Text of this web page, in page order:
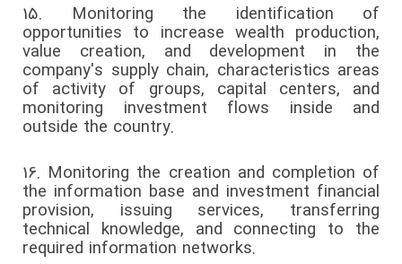
15. Monitoring the identification of
opportunities to increase wealth production,
value creation, and development in the
company's supply chain, characteristics areas
of activity of groups, capital centers, and
monitoring investment flows inside and
outside the country.
16. Monitoring the creation and completion of
the information base and investment financial
provision, issuing services, transferring
technical knowledge, and connecting to the
required information networks.